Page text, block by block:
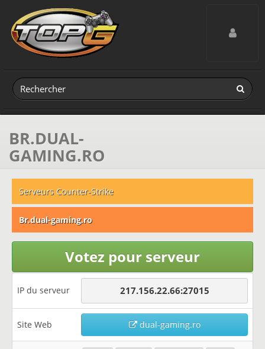
Toggle
BR.DUAL-
GAMING.RO
Serveurs Counter-Strike
Br.dual-gaming.ro
Votez pour serveur
IP du serveur 217.156.22.66:27015
Site Web dual-gaming.ro